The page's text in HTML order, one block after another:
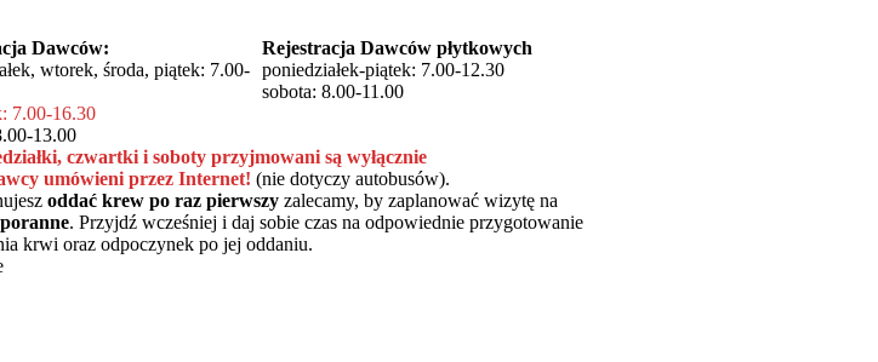
Dawców:
wtorek, środa, piątek: 7.00-
7.00-16.30
13.00
Rejestracja Dawców płytkowych
poniedziałek-piątek: 7.00-12.30
sobota: 8.00-11.00
czwartki i soboty przyjmowani są wyłącznie
umówieni przez Internet! (nie dotyczy autobusów).
oddać krew po raz pierwszy zalecamy, by zaplanować wizytę na
poranne. Przyjdź wcześniej i daj sobie czas na odpowiednie przygotowanie
krwi oraz odpoczynek po jej oddaniu.